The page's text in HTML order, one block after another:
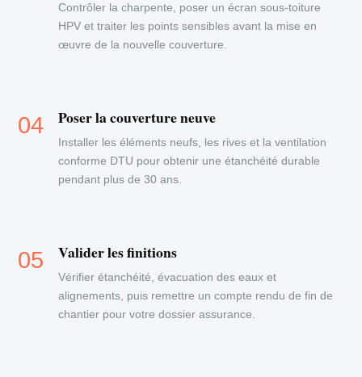
Contrôler la charpente, poser un écran sous-toiture
HPV et traiter les points sensibles avant la mise en
œuvre de la nouvelle couverture.
Poser la couverture neuve
Installer les éléments neufs, les rives et la ventilation
conforme DTU pour obtenir une étanchéité durable
pendant plus de 30 ans.
Valider les finitions
Vérifier étanchéité, évacuation des eaux et
alignements, puis remettre un compte rendu de fin de
chantier pour votre dossier assurance.